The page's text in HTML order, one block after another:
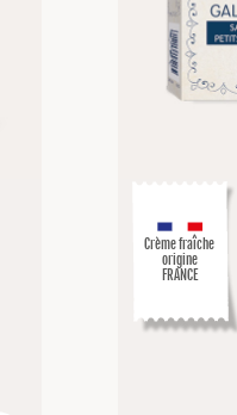
Crème fraîche
origine
FRANCE